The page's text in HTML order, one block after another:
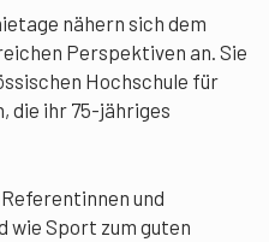
nähern sich dem
Perspektiven an. Sie
Hochschule für
die ihr 75-jähriges
und
wie Sport zum guten